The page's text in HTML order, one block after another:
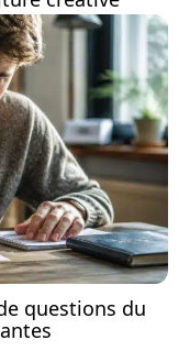
questions du